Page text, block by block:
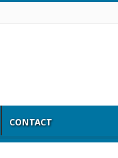
CONTACT